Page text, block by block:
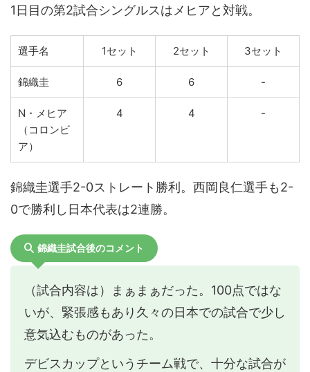
1日目の第2試合シングルスはメヒアと対戦。
選手名 1セット 2セット 3セット
錦織圭 6 6 -
N・メヒア
（コロンビ
ア）
4 4 -
錦織圭選手2-0ストレート勝利。西岡良仁選手も2-
0で勝利し日本代表は2連勝。
錦織圭試合後のコメント
（試合内容は）まぁまぁだった。100点ではな
いが、緊張感もあり久々の日本での試合で少し
意気込むものがあった。
デビスカップというチーム戦で、十分な試合が